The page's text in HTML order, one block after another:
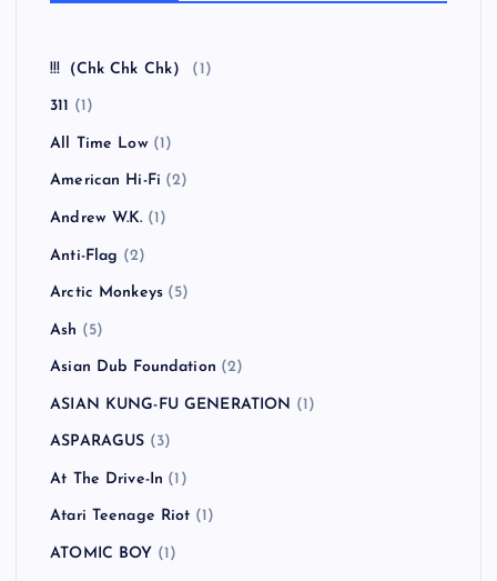
!!!（Chk Chk Chk） (1)
311 (1)
All Time Low(1)
American Hi-Fi (2)
Andrew W.K. (1)
Anti-Flag (2)
Arctic Monkeys (5)
Ash (5)
Asian Dub Foundation (2)
ASIAN KUNG-FU GENERATION (1)
ASPARAGUS (3)
At The Drive-In (1)
Atari Teenage Riot (1)
ATOMIC BOY (1)